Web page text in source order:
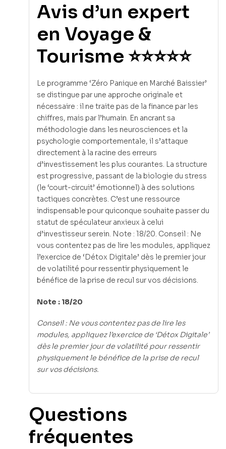
Avis d’un expert
en Voyage &
Tourisme ⭐⭐⭐⭐⭐
Le programme ‘Zéro Panique en Marché Baissier’
se distingue par une approche originale et
nécessaire : il ne traite pas de la finance par les
chiffres, mais par l’humain. En ancrant sa
méthodologie dans les neurosciences et la
psychologie comportementale, il s’attaque
directement à la racine des erreurs
d’investissement les plus courantes. La structure
est progressive, passant de la biologie du stress
(le ‘court-circuit’ émotionnel) à des solutions
tactiques concrètes. C’est une ressource
indispensable pour quiconque souhaite passer du
statut de spéculateur anxieux à celui
d’investisseur serein. Note : 18/20. Conseil : Ne
vous contentez pas de lire les modules, appliquez
l’exercice de ‘Détox Digitale’ dès le premier jour
de volatilité pour ressentir physiquement le
bénéfice de la prise de recul sur vos décisions.
Note : 18/20
Conseil : Ne vous contentez pas de lire les
modules, appliquez l’exercice de ‘Détox Digitale’
dès le premier jour de volatilité pour ressentir
physiquement le bénéfice de la prise de recul
sur vos décisions.
Questions
fréquentes